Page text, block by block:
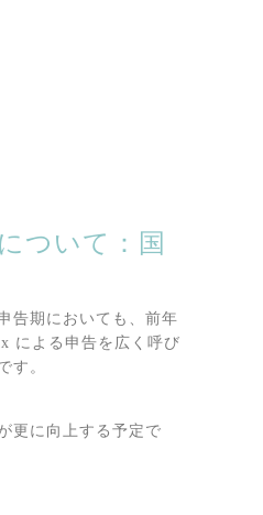
ついて：国
告期においても、前年
による申告を広く呼び
す。
更に向上する予定で